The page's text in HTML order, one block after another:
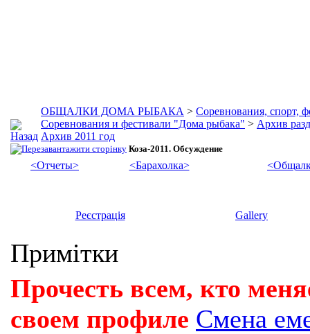
ОБЩАЛКИ ДОМА РЫБАКА > Соревнования, спорт,
Соревнования и фестивали "Дома рыбака" > Архив
Архив 2011 год
Коза-2011. Обсуждение
<Отчеты> <Барахолка>
Реєстрація Gallery
Примітки
Прочесть всем, кто
своем профиле Смена